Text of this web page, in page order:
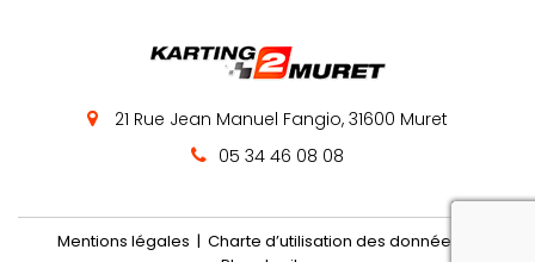
21 Rue Jean Manuel Fangio, 31600 Muret
05 34 46 08 08
Mentions légales
Charte d’utilisation des données